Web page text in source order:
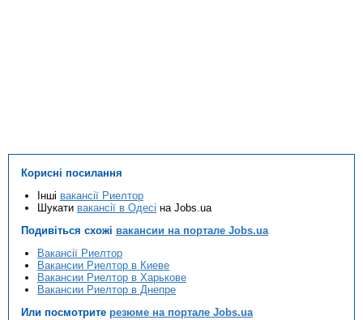
Корисні посилання
Інші вакансії Риелтор
Шукати вакансії в Одесі на Jobs.ua
Подивіться схожі вакансии на портале Jobs.ua
Вакансії Риелтор
Вакансии Риелтор в Киеве
Вакансии Риелтор в Харькове
Вакансии Риелтор в Днепре
Или посмотрите резюме на портале Jobs.ua